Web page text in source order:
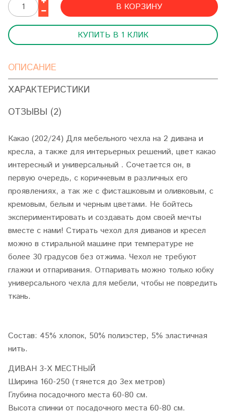
В КОРЗИНУ
КУПИТЬ В 1 КЛИК
ОПИСАНИЕ
ХАРАКТЕРИСТИКИ
ОТЗЫВЫ (2)
Какао (202/24) Для мебельного чехла на 2 дивана и
кресла, а также для интерьерных решений, цвет какао
интересный и универсальный . Сочетается он, в
первую очередь, с коричневым в различных его
проявлениях, а так же с фисташковым и оливковым, с
кремовым, белым и черным цветами. Не бойтесь
экспериментировать и создавать дом своей мечты
вместе с нами! Стирать чехол для диванов и кресел
можно в стиральной машине при температуре не
более 30 градусов без отжима. Чехол не требуют
глажки и отпаривания. Отпаривать можно только юбку
универсального чехла для мебели, чтобы не повредить
ткань.
Состав: 45% хлопок, 50% полиэстер, 5% эластичная
нить.
ДИВАН 3-Х МЕСТНЫЙ
Ширина 160-250 (тянется до 3ех метров)
Глубина посадочного места 60-80 см.
Высота спинки от посадочного места 60-80 см.